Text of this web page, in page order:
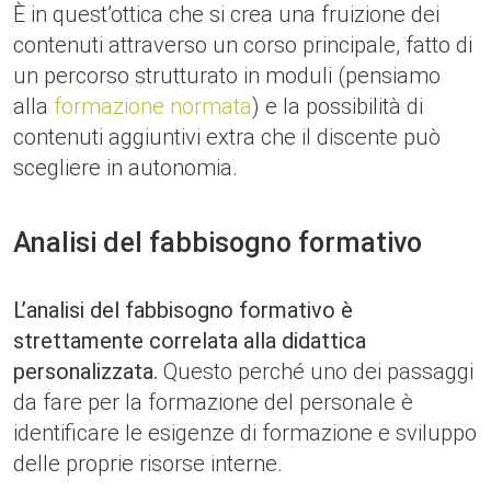
È in quest’ottica che si crea una fruizione dei
contenuti attraverso un corso principale, fatto di
un percorso strutturato in moduli (pensiamo
alla formazione normata) e la possibilità di
contenuti aggiuntivi extra che il discente può
scegliere in autonomia.
Analisi del fabbisogno formativo
L’analisi del fabbisogno formativo è
strettamente correlata alla didattica
personalizzata. Questo perché uno dei passaggi
da fare per la formazione del personale è
identificare le esigenze di formazione e sviluppo
delle proprie risorse interne.